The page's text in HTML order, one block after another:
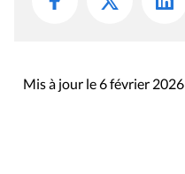
Mis à jour le 6 février 2026